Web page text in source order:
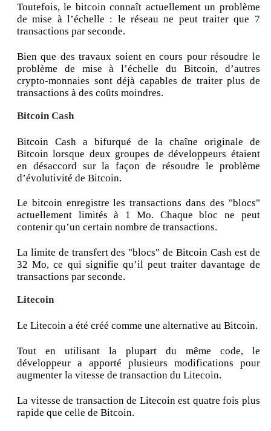
Toutefois, le bitcoin connaît actuellement un problème
de mise à l’échelle : le réseau ne peut traiter que 7
transactions par seconde.
Bien que des travaux soient en cours pour résoudre le
problème de mise à l’échelle du Bitcoin, d’autres
crypto-monnaies sont déjà capables de traiter plus de
transactions à des coûts moindres.
Bitcoin Cash
Bitcoin Cash a bifurqué de la chaîne originale de
Bitcoin lorsque deux groupes de développeurs étaient
en désaccord sur la façon de résoudre le problème
d’évolutivité de Bitcoin.
Le bitcoin enregistre les transactions dans des "blocs"
actuellement limités à 1 Mo. Chaque bloc ne peut
contenir qu’un certain nombre de transactions.
La limite de transfert des "blocs" de Bitcoin Cash est de
32 Mo, ce qui signifie qu’il peut traiter davantage de
transactions par seconde.
Litecoin
Le Litecoin a été créé comme une alternative au Bitcoin.
Tout en utilisant la plupart du même code, le
développeur a apporté plusieurs modifications pour
augmenter la vitesse de transaction du Litecoin.
La vitesse de transaction de Litecoin est quatre fois plus
rapide que celle de Bitcoin.